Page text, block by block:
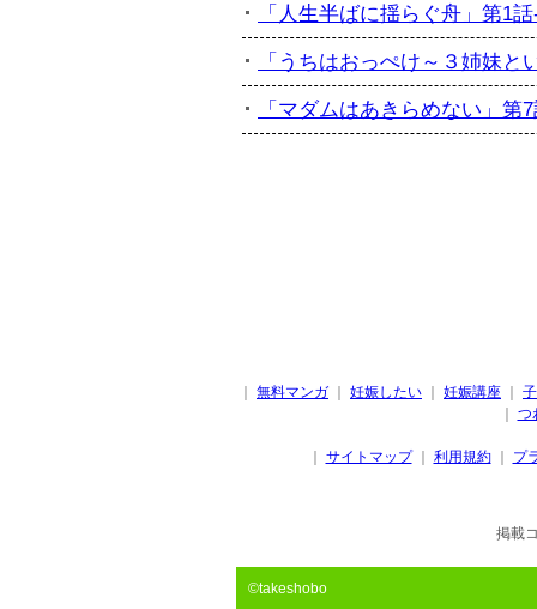
「人生半ばに揺らぐ舟」第1
「うちはおっぺけ～３姉妹
「マダムはあきらめない」
無料マンガ 妊娠したい 妊娠講座
つ
サイトマップ 利用規約 プ
掲載
©takeshobo